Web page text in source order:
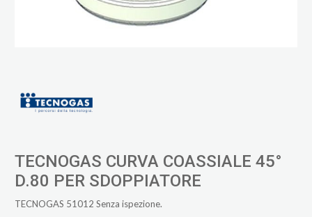
TECNOGAS CURVA COASSIALE 45°
D.80 PER SDOPPIATORE
TECNOGAS 51012 Senza ispezione.